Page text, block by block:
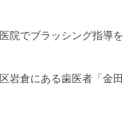
院でブラッシング指導を
岩倉にある歯医者「金田